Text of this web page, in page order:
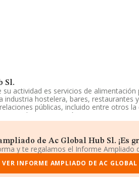
Sl.
su actividad es servicios de
industria hostelera, bares, restaurantes
públicas, incluido entre otros
organización etc. La empresa
CNAE como '%cnae%', código
Global Hub S.L, con CIF B21830161, se
Madrid.
de INFORMA sobre 142.938
de Ac Global Hub Sl. ¡Es
y te regalamos el Informe Ampliado
VER INFORME AMPLIADO DE AC GLOBAL